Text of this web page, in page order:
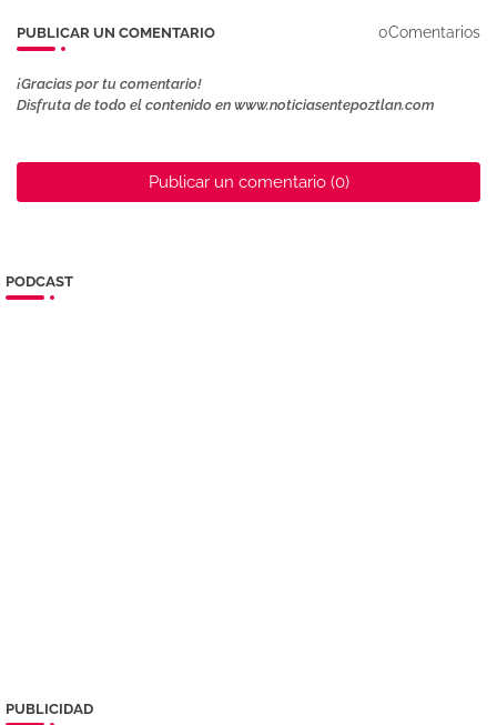
PUBLICAR UN COMENTARIO 0Comentarios
¡Gracias por tu comentario!
Disfruta de todo el contenido en www.noticiasentepoztlan.com
Publicar un comentario (0)
PODCAST
PUBLICIDAD